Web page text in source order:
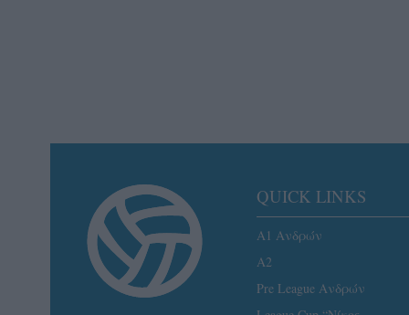
QUICK LINKS
Α1 Ανδρών
A2
Pre League Ανδρών